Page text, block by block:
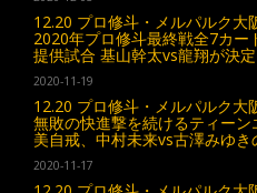
12.20 プロ修斗・メルパルク
2020年プロ修斗最終戦全7カ
提供試合 基山幹太vs龍翔が決定
2020-11-19
12.20 プロ修斗・メルパルク
無敗の快進撃を続けるティー
美自戒、中村未来vs古澤みゆき
2020-11-17